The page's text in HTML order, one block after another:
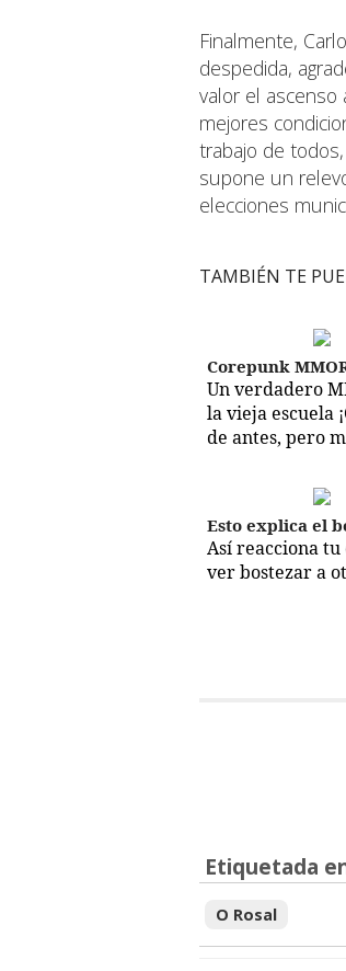
Finalmente,
despedida,
valor el ascenso
mejores
trabajo de
supone un
elecciones
TAMBIÉN TE
Corepunk
Un verdadero
la vieja escuela
de antes, pero
Esto explica el
Así reacciona
ver bostezar a
Etiquetada
O Rosal